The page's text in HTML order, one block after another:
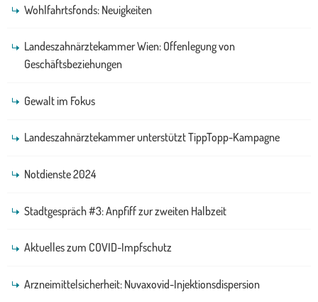
Wohlfahrtsfonds: Neuigkeiten
Landeszahnärztekammer Wien: Offenlegung von
Geschäftsbeziehungen
Gewalt im Fokus
Landeszahnärztekammer unterstützt TippTopp-Kampagne
Notdienste 2024
Stadtgespräch #3: Anpfiff zur zweiten Halbzeit
Aktuelles zum COVID-Impfschutz
Arzneimittelsicherheit: Nuvaxovid-Injektionsdispersion